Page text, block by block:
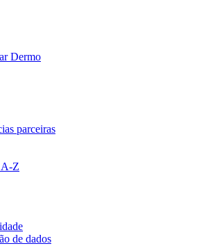
Dermo
parceiras
A-Z
de dados